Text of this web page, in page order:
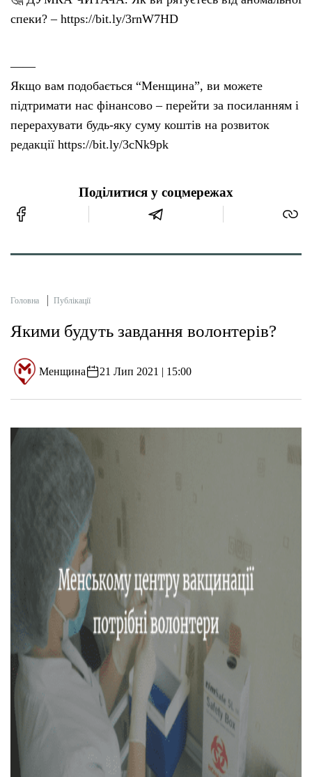
спеки? – https://bit.ly/3rnW7HD
——
Якщо вам подобається “Менщина”, ви можете
підтримати нас фінансово – перейти за посиланням і
перерахувати будь-яку суму коштів на розвиток
редакції https://bit.ly/3cNk9pk
Поділитися у соцмережах
Головна Публікації
Якими будуть завдання волонтерів?
Менщина 21 Лип 2021 | 15:00